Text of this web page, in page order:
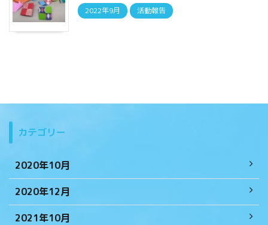
2022年9月 活動報告
カテゴリー
2020年10月
2020年12月
2021年10月